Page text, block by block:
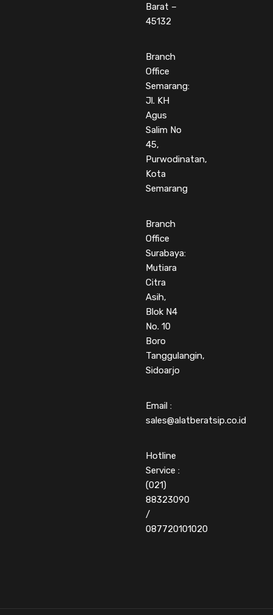
Barat –
45132
Branch
Office
Semarang:
Jl. KH
Agus
Salim No
45,
Purwodinatan,
Kota
Semarang
Branch
Office
Surabaya:
Mutiara
Citra
Asih,
Blok N4
No. 10
Boro
Tanggulangin,
Sidoarjo
Email :
sales@alatberatsip.co.id
Hotline
Service :
(021)
88323090
/
087720101020